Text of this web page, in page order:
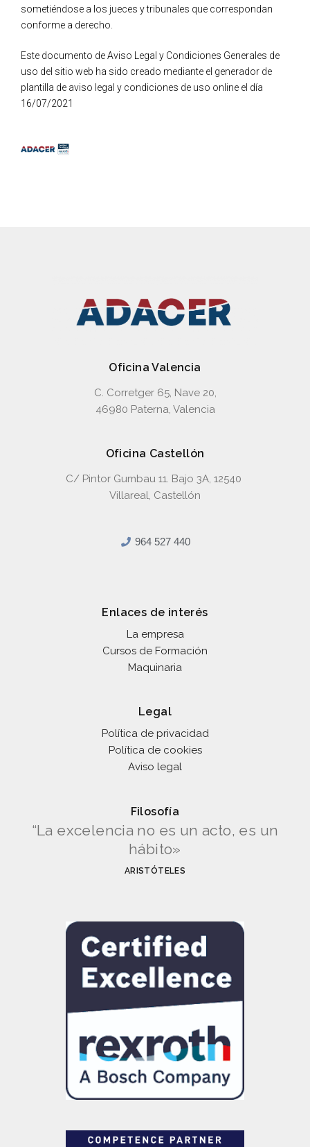
sometiéndose a los jueces y tribunales que correspondan
conforme a derecho.
Este documento de Aviso Legal y Condiciones Generales de
uso del sitio web ha sido creado mediante el generador de
plantilla de aviso legal y condiciones de uso online el día
16/07/2021
Oficina Valencia
C. Corretger 65, Nave 20,
46980 Paterna, Valencia
Oficina Castellón
C/ Pintor Gumbau 11. Bajo 3A, 12540
Villareal, Castellón
964 527 440
Enlaces de interés
La empresa
Cursos de Formación
Maquinaria
Legal
Política de privacidad
Política de cookies
Aviso legal
Filosofía
“La excelencia no es un acto, es un
hábito»
ARISTÓTELES